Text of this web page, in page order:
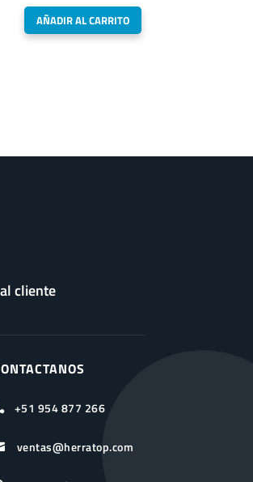
era:
S/135.00.
es:
S/80.00.
AÑADIR AL CARRITO
cliente
+51 954 877 266
ventas@herratop.com